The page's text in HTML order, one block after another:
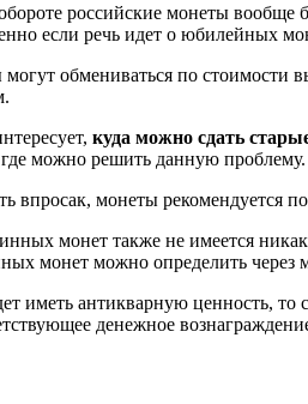
российские монеты вообще
если речь идет о юбилейных
обмениваться по стоимости
куда можно сдать
где можно решить данную
впросак, монеты рекомендуется
монет также не имеется
монет можно определить через
иметь антикварную ценность, то
денежное